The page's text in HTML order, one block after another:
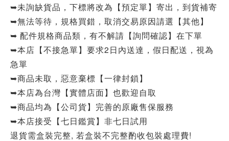
➥未詢缺貨品，下標將改為【預定單】寄出，到貨補寄
➥無法等待，規格買錯，取消交易原因請選【其他】
➥ 配件規格商品類，有不解請【詢問確認】在下單
➥本店【不接急單】要求2日內送達，假日配送，視為
急單
➥商品未取，惡意棄標【一律封鎖】
➥本店為台灣【實體店面】也歡迎自取
➥商品均為【公司貨】完善的原廠售保服務
➥本店接受【七日鑑賞】非七日試用
退貨需盒裝完整, 若盒裝不完整酌收包裝處理費!